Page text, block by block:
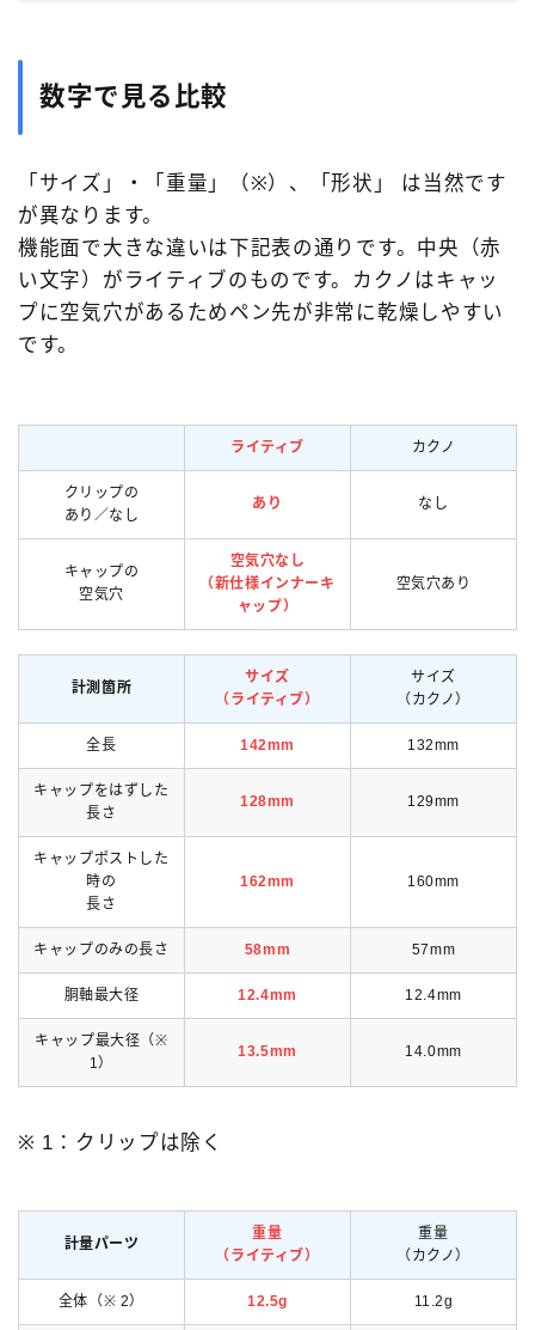
ボック［BOCK］ マルマン［maruman］
ラミー［LAMY］ レオナルド［Leonardo］
ワンチャー［Wancher］
万年筆カスタマイズ 中国製 価格別 台湾製
寺西化学工業 日本製 樹脂軸 橙軸
水色軸
銀色軸 青色軸 黄色軸 黒色軸
数字で見る比較
「サイズ」・「重量」（※）、「形状」 は当然です
が異なります。
機能面で大きな違いは下記表の通りです。中央（赤
い文字）がライティブのものです。カクノはキャッ
プに空気穴があるためペン先が非常に乾燥しやすい
です。
ライティブ カクノ
クリップの
あり／なし
あり なし
キャップの
空気穴
空気穴なし
（新仕様インナーキ
ャップ）
空気穴あり
計測箇所
サイズ
（ライティブ）
サイズ
（カクノ）
全長 142mm 132mm
キャップをはずした
長さ
128mm 129mm
キャップポストした
時の
長さ
162mm 160mm
キャップのみの長さ 58mm 57mm
胴軸最大径 12.4mm 12.4mm
キャップ最大径（※
1）
13.5mm 14.0mm
※ 1：クリップは除く
計量パーツ
重量
（ライティブ）
重量
（カクノ）
全体（※ 2） 12.5g 11.2g